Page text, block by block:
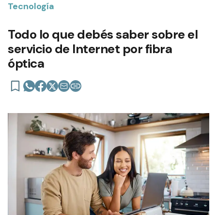
Tecnología
Todo lo que debés saber sobre el
servicio de Internet por fibra
óptica